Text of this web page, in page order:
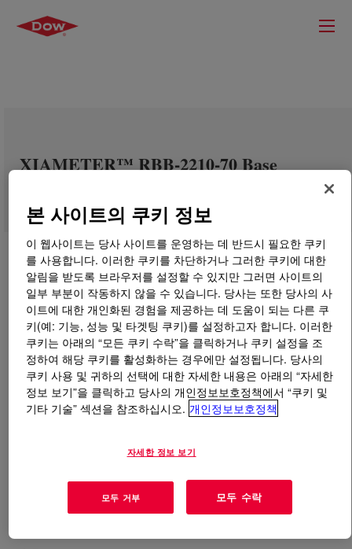
XIAMETER™ RBB-2210-70 Base
무엇입니까XIAMETER™ RBB-2210-70 Base?
용할 수 있고 고온 탈형이 매우 우수하며 촉매를 함유하
상적인 용도는 압출, 배관 및 형강재, 성형, 캘린더링 및
판금이며 식품 접촉에 적합합니다.
본 사이트의 쿠키 정보
이 웹사이트는 당사 사이트를 운영하는 데 반드시 필요한 쿠키
를 사용합니다. 이러한 쿠키를 차단하거나 그러한 쿠키에 대한
알림을 받도록 브라우저를 설정할 수 있지만 그러면 사이트의
일부 부분이 작동하지 않을 수 있습니다. 당사는 또한 당사의 사
이트에 대한 개인화된 경험을 제공하는 데 도움이 되는 다른 쿠
키(예: 기능, 성능 및 타겟팅 쿠키)를 설정하고자 합니다. 이러한
쿠키는 아래의 “모든 쿠키 수락”을 클릭하거나 쿠키 설정을 조
정하여 해당 쿠키를 활성화하는 경우에만 설정됩니다. 당사의
쿠키 사용 및 귀하의 선택에 대한 자세한 내용은 아래의 “자세한
정보 보기”을 클릭하고 당사의 개인정보보호정책에서 “쿠키 및
기타 기술” 섹션을 참조하십시오. 개인정보보호정책
자세한 정보 보기
모두 거부 모두 수락